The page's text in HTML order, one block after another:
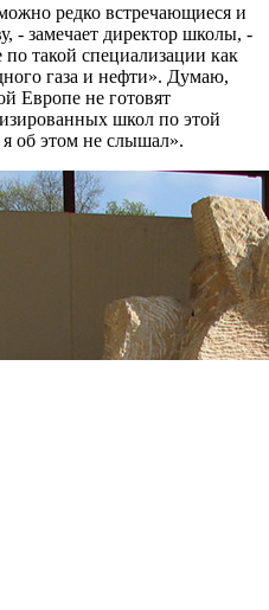
редко встречающиеся и
- замечает директор школы, -
такой специализации как
газа и нефти». Думаю,
Европе не готовят
школ по этой
об этом не слышал».